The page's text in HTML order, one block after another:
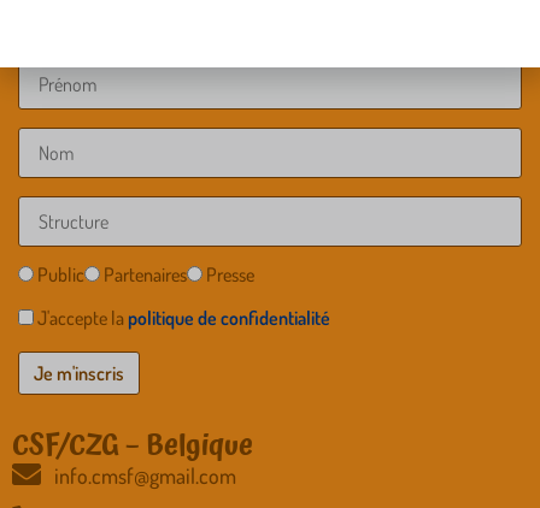
Public Partenaires
Presse
J'accepte la politique de confidentialité
CSF/CZG – Belgique
info.cmsf@gmail.com